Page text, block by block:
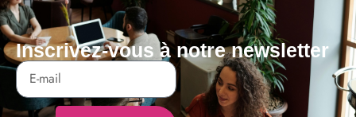
Inscrivez-vous à notre newsletter